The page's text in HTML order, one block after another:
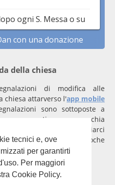
tecnici e, ove
per garantirti
Per maggiori
Cookie Policy.
della chiesa
di modifica alle
chiesa attarverso l'app mobile
sono sottoposte a
rappresenti una parrocchia
verificato per inviarci
saranno gestite entro poche
ainfo@dindondan.app